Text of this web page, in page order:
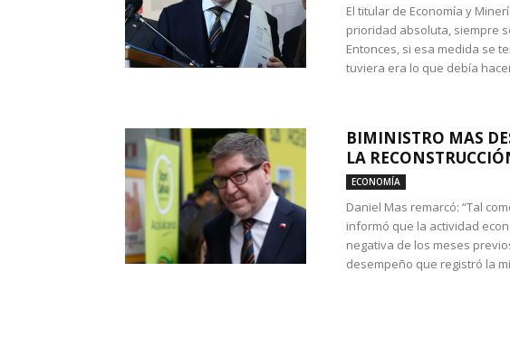
El titular de Economía y
prioridad absoluta, siempre
Entonces, si esa medida se
tuviera era lo que debía
BIMINISTRO MAS
LA
ECONOMÍA
Daniel Mas remarcó: “Tal
informó que la actividad
negativa de los meses
desempeño que registró la